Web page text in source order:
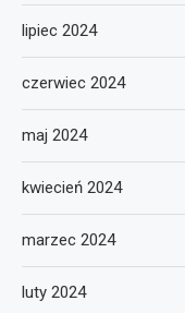
lipiec 2024
czerwiec 2024
maj 2024
kwiecień 2024
marzec 2024
luty 2024